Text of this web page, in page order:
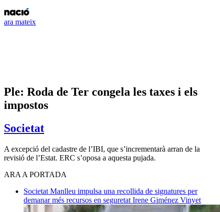
ara mateix
Ple: Roda de Ter congela les taxes i els
impostos
Societat
A excepció del cadastre de l’IBI, que s’incrementarà arran de la
revisió de l’Estat. ERC s’oposa a aquesta pujada.
ARA A PORTADA
Societat Manlleu impulsa una recollida de signatures per
demanar més recursos en seguretat Irene Giménez Vinyet